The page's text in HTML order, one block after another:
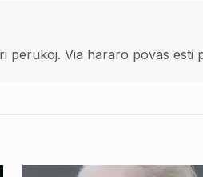
Via hararo povas esti